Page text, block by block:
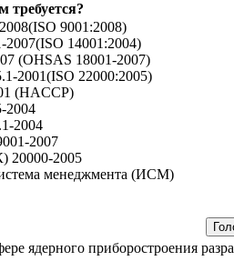
требуется?
9001:2008)
14001:2004)
(OHSAS 18001-2007)
2001(ISO 22000:2005)
(HACCP)
2004
2007
2005
менеджмента (ИСМ)
ядерного приборостроения